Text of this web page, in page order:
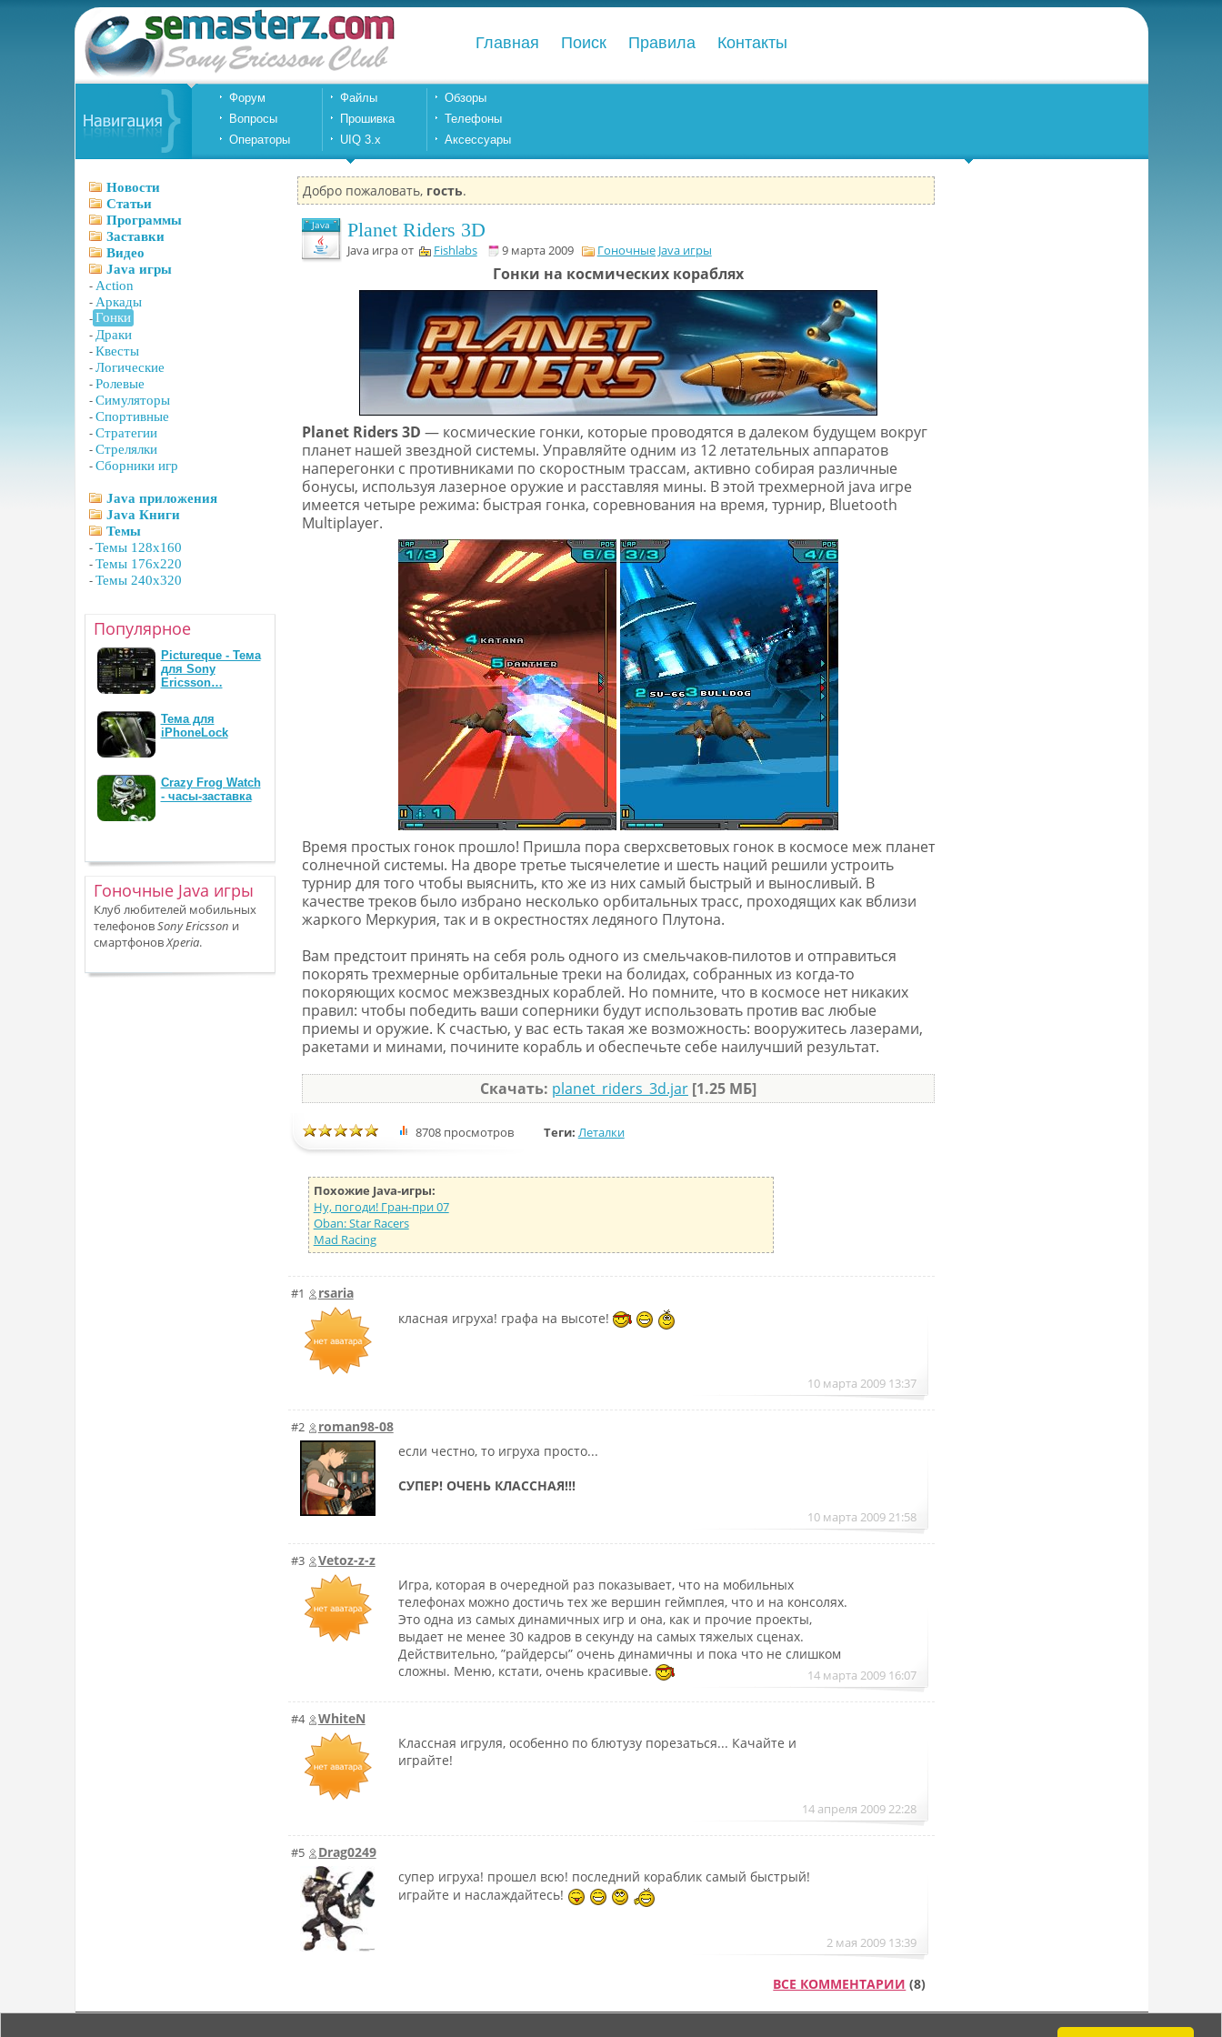
Главная Поиск Правила Контакты
Форум
Вопросы
Операторы
Файлы
Прошивка
UIQ 3.x
Обзоры
Телефоны
Аксессуары
Добро пожаловать, гость.
Java Planet Riders 3D
Java игра от Fishlabs 9 марта 2009 Гоночные Java игры
Гонки на космических кораблях
Planet Riders 3D — космические гонки, которые проводятся в далеком будущем вокруг
планет нашей звездной системы. Управляйте одним из 12 летательных аппаратов
наперегонки с противниками по скоростным трассам, активно собирая различные
бонусы, используя лазерное оружие и расставляя мины. В этой трехмерной java игре
имеется четыре режима: быстрая гонка, соревнования на время, турнир, Bluetooth
Multiplayer.
Время простых гонок прошло! Пришла пора сверхсветовых гонок в космосе меж планет
солнечной системы. На дворе третье тысячелетие и шесть наций решили устроить
турнир для того чтобы выяснить, кто же из них самый быстрый и выносливый. В
качестве треков было избрано несколько орбитальных трасс, проходящих как вблизи
жаркого Меркурия, так и в окрестностях ледяного Плутона.
Вам предстоит принять на себя роль одного из смельчаков-пилотов и отправиться
покорять трехмерные орбитальные треки на болидах, собранных из когда-то
покоряющих космос межзвездных кораблей. Но помните, что в космосе нет никаких
правил: чтобы победить ваши соперники будут использовать против вас любые
приемы и оружие. К счастью, у вас есть такая же возможность: вооружитесь лазерами,
ракетами и минами, почините корабль и обеспечьте себе наилучший результат.
Скачать: planet_riders_3d.jar [1.25 МБ]
8708 просмотров Теги: Леталки
Похожие Java-игры:
Ну, погоди! Гран-при 07
Oban: Star Racers
Mad Racing
#1
rsaria
класная игруха! графа на высоте!
10 марта 2009 13:37
#2
roman98-08
если честно, то игруха просто...
СУПЕР! ОЧЕНЬ КЛАССНАЯ!!!
10 марта 2009 21:58
#3
Vetoz-z-z
Игра, которая в очередной раз показывает, что на мобильных
телефонах можно достичь тех же вершин геймплея, что и на консолях.
Это одна из самых динамичных игр и она, как и прочие проекты,
выдает не менее 30 кадров в секунду на самых тяжелых сценах.
Действительно, ”райдерсы” очень динамичны и пока что не слишком
сложны. Меню, кстати, очень красивые.
14 марта 2009 16:07
#4
WhiteN
Классная игруля, особенно по блютузу порезаться... Качайте и
играйте!
14 апреля 2009 22:28
#5
Drag0249
супер игруха! прошел всю! последний кораблик самый быстрый!
играйте и наслаждайтесь!
2 мая 2009 13:39
ВСЕ КОММЕНТАРИИ (8)
Новости
Статьи
Программы
Заставки
Видео
Java игры
- Action
- Аркады
- Гонки
- Драки
-Квесты
-Логические
-Ролевые
-Симуляторы
-Спортивные
-Стратегии
-Стрелялки
-Сборники игр
Java приложения
Java Книги
Темы
-Темы 128x160
-Темы 176x220
-Темы 240x320
Популярное
Pictureque - Тема
для Sony
Ericsson…
Тема для
iPhoneLock
Crazy Frog Watch
- часы-заставка
Гоночные Java игры
Клуб любителей мобильных
телефоновSony Ericsson и
смартфоновXperia.